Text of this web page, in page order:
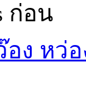
ก่อน
อง หว่อ